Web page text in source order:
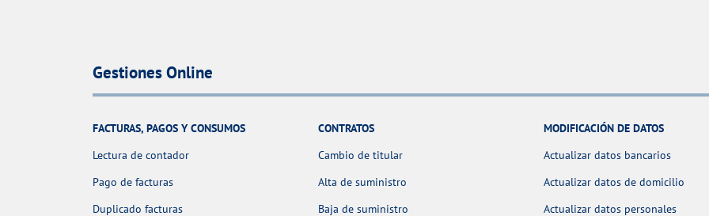
Gestiones Online
FACTURAS, PAGOS Y CONSUMOS
Lectura de contador
Pago de facturas
Duplicado facturas
CONTRATOS
Cambio de titular
Alta de suministro
Baja de suministro
MODIFICACIÓN DE DATOS
Actualizar datos bancarios
Actualizar datos de domicilio
Actualizar datos personales